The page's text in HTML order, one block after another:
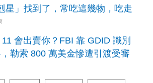
星」找到了，常吃這幾物，吃走
會出賣你？FBI 靠 GDID 識別
勒索 800 萬美金慘遭引渡受審